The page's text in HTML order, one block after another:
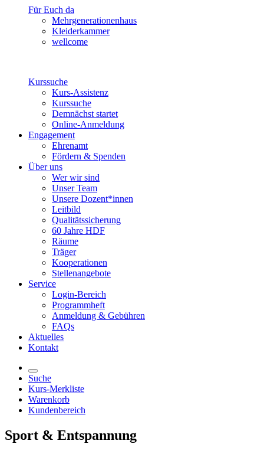
Für Euch da
Mehrgenerationenhaus
Kleiderkammer
wellcome
Kurssuche
Kurs-Assistenz
Kurssuche
Demnächst startet
Online-Anmeldung
Engagement
Ehrenamt
Fördern & Spenden
Über uns
Wer wir sind
Unser Team
Unsere Dozent*innen
Leitbild
Qualitätssicherung
60 Jahre HDF
Räume
Träger
Kooperationen
Stellenangebote
Service
Login-Bereich
Programmheft
Anmeldung & Gebühren
FAQs
Aktuelles
Kontakt
Suche
Kurs-Merkliste
Warenkorb
Kundenbereich
Sport & Entspannung